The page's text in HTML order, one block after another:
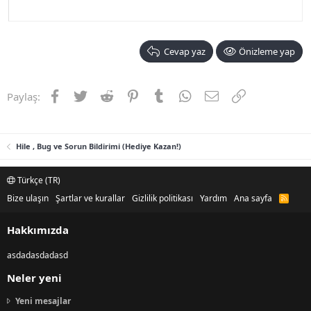
Cevap yaz Önizleme yap
Paylaş: Facebook
TwitterReddit PinterestTumblrWhatsApp
E-postaLink
Hile , Bug ve Sorun Bildirimi (Hediye Kazan!)
Türkçe (TR)
Bize ulaşın Şartlar ve kurallar Gizlilik politikası Yardım Ana sayfa
R
S
Hakkımızda
asdadasdadasd
Neler yeni
Yeni mesajlar